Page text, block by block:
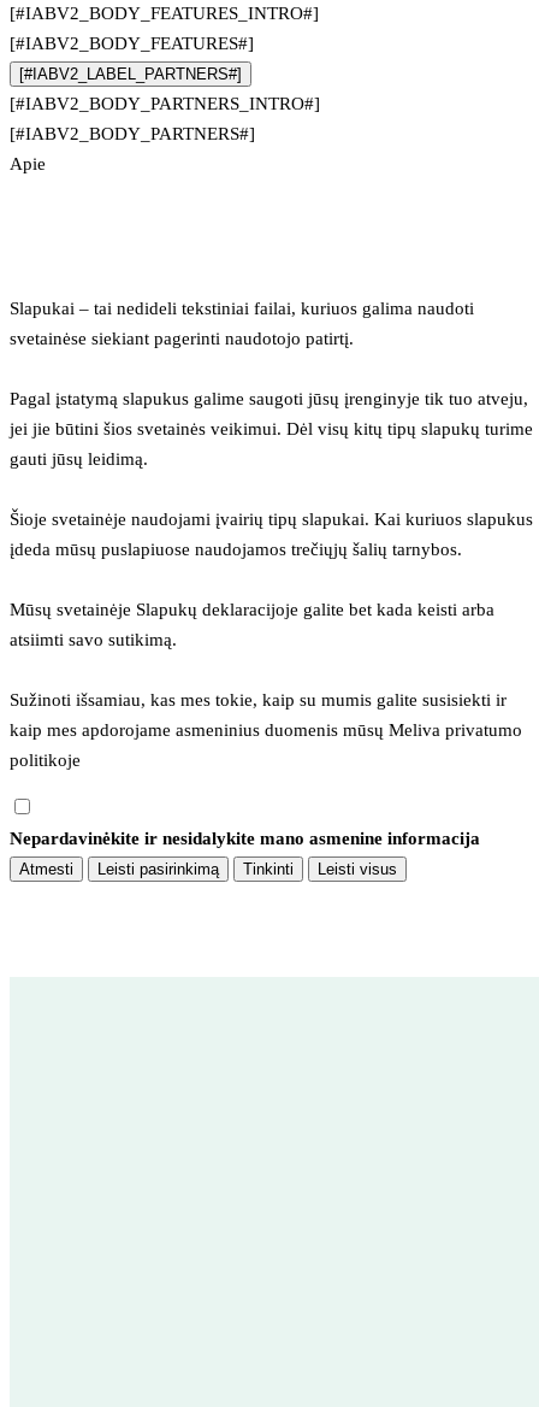
[#IABV2_BODY_FEATURES_INTRO#]
[#IABV2_BODY_FEATURES#]
[#IABV2_LABEL_PARTNERS#]
[#IABV2_BODY_PARTNERS_INTRO#]
[#IABV2_BODY_PARTNERS#]
Apie
Slapukai – tai nedideli tekstiniai failai, kuriuos galima naudoti
svetainėse siekiant pagerinti naudotojo patirtį.
Pagal įstatymą slapukus galime saugoti jūsų įrenginyje tik tuo atveju,
jei jie būtini šios svetainės veikimui. Dėl visų kitų tipų slapukų turime
gauti jūsų leidimą.
Šioje svetainėje naudojami įvairių tipų slapukai. Kai kuriuos slapukus
įdeda mūsų puslapiuose naudojamos trečiųjų šalių tarnybos.
Mūsų svetainėje Slapukų deklaracijoje galite bet kada keisti arba
atsiimti savo sutikimą.
Sužinoti išsamiau, kas mes tokie, kaip su mumis galite susisiekti ir
kaip mes apdorojame asmeninius duomenis mūsų Meliva privatumo
politikoje
Nepardavinėkite ir nesidalykite mano asmenine informacija
Atmesti Leisti pasirinkimą Tinkinti Leisti visus